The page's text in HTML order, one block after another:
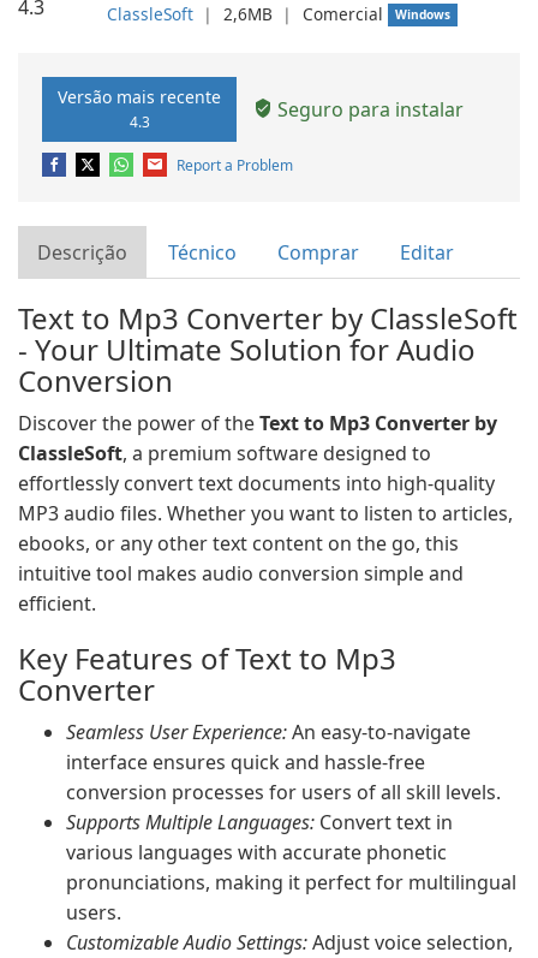
ClassleSoft ❘ 2,6MB ❘ Comercial Windows
Versão mais recente
4.3 Seguro para instalar
Report a Problem
Descrição Técnico Comprar Editar
Text to Mp3 Converter by ClassleSoft
- Your Ultimate Solution for Audio
Conversion
Discover the power of theText to Mp3 Converter by
ClassleSoft, a premium software designed to
effortlessly convert text documents into high-quality
MP3 audio files. Whether you want to listen to articles,
ebooks, or any other text content on the go, this
intuitive tool makes audio conversion simple and
efficient.
Key Features of Text to Mp3
Converter
Seamless User Experience:An easy-to-navigate
interface ensures quick and hassle-free
conversion processes for users of all skill levels.
Supports Multiple Languages: Convert text in
various languages with accurate phonetic
pronunciations, making it perfect for multilingual
users.
Customizable Audio Settings:Adjust voice selection,